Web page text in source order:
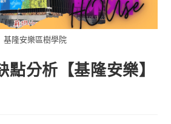
基隆安樂區樹學院
分析【基隆安樂】